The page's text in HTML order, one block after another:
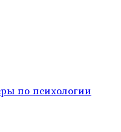
по психологии